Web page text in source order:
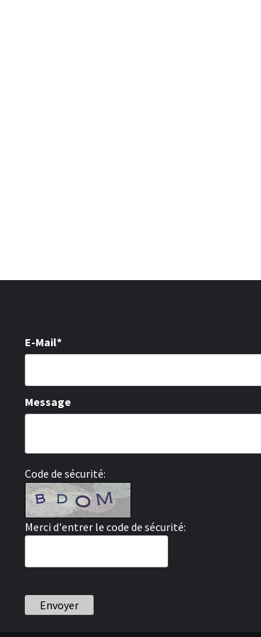
E-Mail*
Message
Code de sécurité:
Merci d'entrer le code de sécurité:
Envoyer